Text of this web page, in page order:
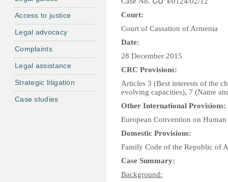
Court:
Court of Cassation of Armenia
Date:
28 December 2015
CRC Provisions:
Articles 3 (Best interests of the
evolving capacities), 7 (Name
Other International Provisions:
European Convention on
Domestic Provisions:
Family Code of the Republic of
Case Summary:
Background:
Access to justice
Legal advocacy
Complaints
Legal assistance
Strategic litigation
Case studies